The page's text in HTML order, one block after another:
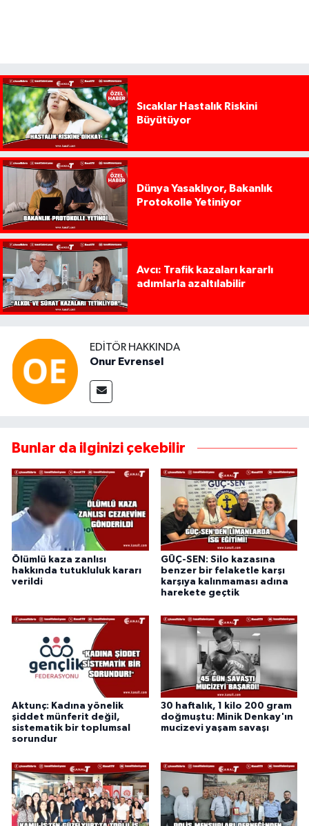
Sıcaklar Hastalık Riskini
Büyütüyor
Dünya Yasaklıyor, Bakanlık
Protokolle Yetiniyor
Avcı: Trafik kazaları kararlı
adımlarla azaltılabilir
EDITÖR HAKKINDA
Onur Evrensel
Bunlar da ilginizi çekebilir
Ölümlü kaza zanlısı
hakkında tutukluluk kararı
verildi
GÜÇ-SEN: Silo kazasına
benzer bir felaketle karşı
karşıya kalınmaması adına
harekete geçtik
Aktunç: Kadına yönelik
şiddet münferit değil,
sistematik bir toplumsal
sorundur
30 haftalık, 1 kilo 200 gram
doğmuştu: Minik Denkay'ın
mucizevi yaşam savaşı